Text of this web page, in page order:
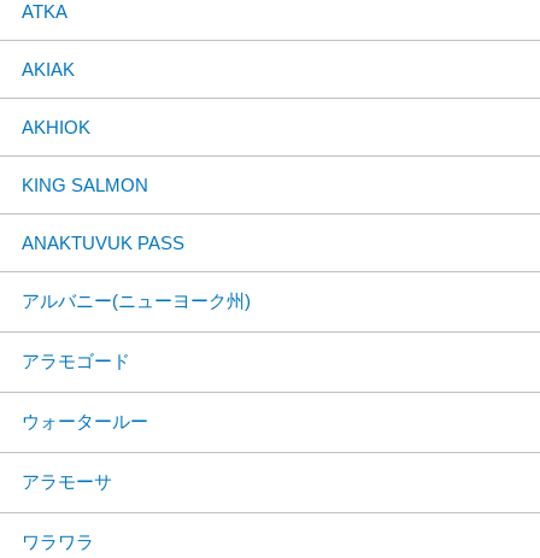
ATKA
AKIAK
AKHIOK
KING SALMON
ANAKTUVUK PASS
アルバニー(ニューヨーク州)
アラモゴード
ウォータールー
アラモーサ
ワラワラ